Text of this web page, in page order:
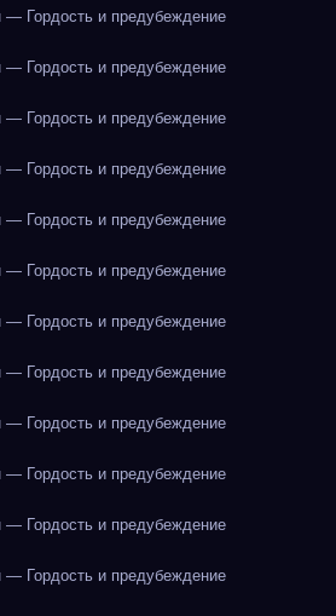
Гордость и предубеждение
Гордость и предубеждение
Гордость и предубеждение
Гордость и предубеждение
Гордость и предубеждение
Гордость и предубеждение
Гордость и предубеждение
Гордость и предубеждение
Гордость и предубеждение
Гордость и предубеждение
Гордость и предубеждение
Гордость и предубеждение